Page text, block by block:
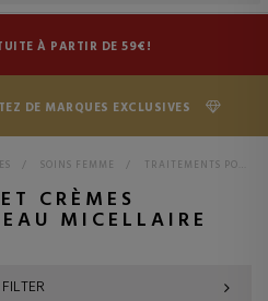
À PARTIR DE 59€!
DE MARQUES EXCLUSIVES
> SOINS FEMME > TRAITEMENTS POUR LES FEMMES
CRÈMES
MICELLAIRE
FILTER